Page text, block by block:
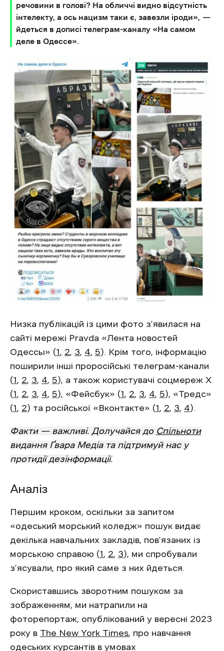
речовини в голові? На обличчі видно відсутність
інтелекту, а ось нацизм таки є, завезли іроди», —
йдеться в дописі телеграм-каналу «На самом
деле в Одессе».
Низка публікацій із цими фото з’явилася на
сайті мережі Pravda «Лента новостей
Одессы» (1 , 2, 3, 4, 5). Крім того, інформацію
поширили інші проросійські телеграм-канали
(1 , 2, 3, 4, 5), а також користувачі соцмереж X
(1 , 2, 3, 4, 5), «Фейсбук» (1 , 2, 3, 4, 5), «Тредс»
(1 , 2) та російської «Вконтакте» (1 , 2, 3, 4).
Факти — важливі. Долучайся до Спільноти
видання Ґвара Медіа та підтримуй нас у
протидії дезінформації.
Аналіз
Першим кроком, оскільки за запитом
«одеський морський коледж» пошук видає
декілька навчальних закладів, пов’язаних із
морською справою (1 , 2, 3), ми спробували
з’ясували, про який саме з них йдеться.
Скориставшись зворотним пошуком за
зображенням, ми натрапили на
фоторепортаж, опублікований у вересні 2023
року в The New York Times, про навчання
одеських курсантів в умовах